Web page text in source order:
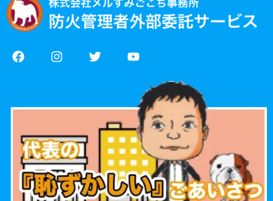
F
a
o
k
I
n
g
a
m
T
w
e
Y
o
u
b
e